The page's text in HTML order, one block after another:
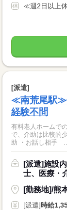
[派遣]
≪南荒尾駅≫
経験不問
有料老人ホームで
で、介助は比較的
助 ・お話し相手
[派遣]施設
士、医療・
[勤務地]/熊
[派遣]時給